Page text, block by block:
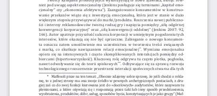
nież pod uwagę aspekt emocjonalny (Jenkins posługuje się terminami „kapitał emo-
cjonalny” czy „ekonomia afektywna”). Zaangażowanie konsumentów w konstruo-
wanie przekazów wiąże się z inwestycją emocjonalną, która jest w stanie w dużo
większym stopniu przywiązywać do marki/produktu. Roszczenia nowej publiczno-
ści i interesy reklamodawców tworzą rodzaj gry i napięcia pomiędzy „siłą odgórnej
konwergencji korporacyjnej” oraz „siłą konwergencji oddolnej” (Jenkins 2007: 92,
166). Autor upatruje przyszłość sukcesu korporacji w umiejętnym pogodzeniu tych
interesów, które okazują się nie być sprzeczne. Zabieganie o nowego konsumen-
ta oznacza zatem umożliwienie mu uczestnictwa w tworzeniu treści związanych
z marką, co skutkuje nawiązaniem relacji emocjonalnej**
.  wymiana  emocjonalna
opiera się na intensywnych i często skomplikowanych interakcjach pomiędzy od-
biorcami (hipertowarzyskość). Kluczową rolę odgrywa tu często plotka, pogłoska,
nawet odwoływanie się do teorii spiskowych***
. Odbywające się za sprawą rozwoju
technologicznego rozszerzenie przestrzeni interakcji społecznych stwarza dla tych
*   Maffesoli pisze na ten temat: „Obecnie zdajemy sobie sprawę, że jeśli chodzi o rekla-
mę, to z jednej strony ma ona swoje źródło w pewnych archetypicznych postaciach, z dru-
giej zaś co do swej funkcji kierowana jest do «docelowych» audytoriów, które nazywam tu
plemionami, a które ożywiają się i rozpoznają przez taki lub inny sposób przedstawienia,
wyobrażenia, produktów, dóbr, usług, sposobów bycia, konstytuujących je jako grupy” (Maf-